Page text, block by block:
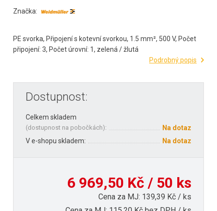
Značka:
PE svorka, Připojení s kotevní svorkou, 1.5 mm², 500 V, Počet
připojení: 3, Počet úrovní: 1, zelená / žlutá
Podrobný popis
Dostupnost:
Celkem skladem
(dostupnost na pobočkách):
Na dotaz
V e-shopu skladem:
Na dotaz
6 969,50 Kč / 50 ks
Cena za MJ: 139,39 Kč / ks